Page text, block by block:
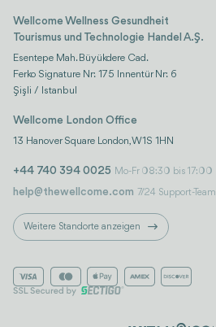
Wellcome Wellness Gesundheit
Tourismus und Technologie Handel A.Ş.
Esentepe Mah. Büyükdere Cad.
Ferko Signature Nr: 175 Innentür Nr: 6
Şişli / Istanbul
Wellcome London Office
13 Hanover Square London, W1S 1HN
+44 740 394 0025 Mo-Fr 08:30 bis 17:00
help@thewellcome.com 7/24 Support-Team
Weitere Standorte anzeigen